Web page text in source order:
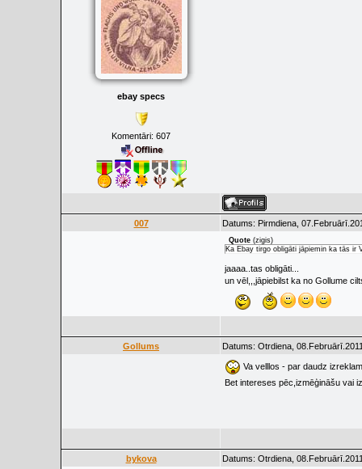
ebay specs
Komentāri: 607
007 Datums: Pirmdiena,
Quote (zigis)
Ka Ebay tirgo obligāti jāpiemin ka tās ir
jaaaa..tas obligāti...
un vēl,,,jāpiebilst ka no Gollume
Gollums Datums: Otrdiena,
Va velllos - par daudz
Bet intereses pēc,izmēģināšu vai
bykova Datums: Otrdiena,